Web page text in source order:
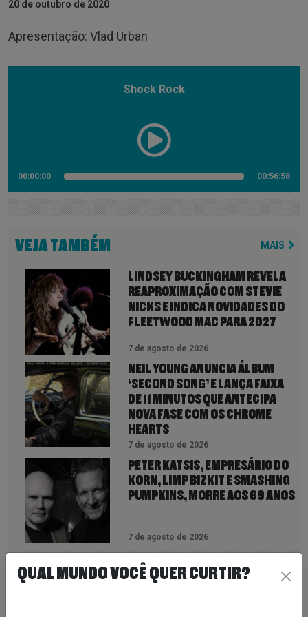
20 de outubro de 2020
Apresentação: Vlad Urban
Shock Rock
00:00:00 00:56:58
VEJA TAMBÉM MAIS
LINDSEY BUCKINGHAM REVELA
REAPROXIMAÇÃO COM STEVIE
NICKS E INDICA NOVIDADES DO
FLEETWOOD MAC PARA 2027
7 de agosto de 2026
NEIL YOUNG ANUNCIA ÁLBUM
‘SECOND SONG’ E LANÇA FAIXA
DE 11 MINUTOS QUE ANTECIPA
NOVA FASE COM OS CHROME
HEARTS
7 de agosto de 2026
PETER KATSIS, EMPRESÁRIO DO
KORN, LIMP BIZKIT E SMASHING
PUMPKINS, MORRE AOS 69 ANOS
7 de agosto de 2026
PEÇA SUA MÚSICA
QUAL MUNDO VOCÊ QUER CURTIR?